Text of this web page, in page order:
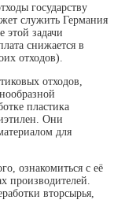
государству
служить Германия
задачи
снижается в
отходов).
отходов,
пластика
Они
для
ознакомиться с её
производителей.
вторсырья,